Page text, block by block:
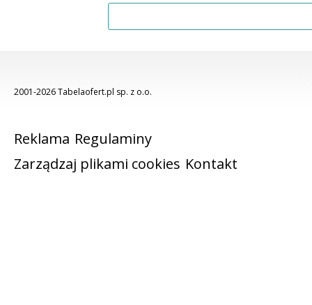
2001-2026 Tabelaofert.pl sp. z o.o.
Reklama Regulaminy
Zarządzaj plikami cookies Kontakt